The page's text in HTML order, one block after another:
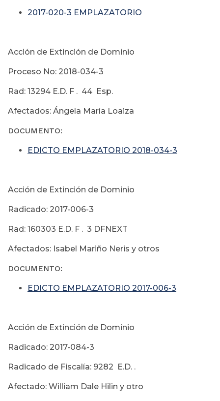
2017-020-3 EMPLAZATORIO
Acción de Extinción de Dominio
Proceso No: 2018-034-3
Rad: 13294 E.D. F . 44 Esp.
Afectados: Ángela María Loaiza
DOCUMENTO:
EDICTO EMPLAZATORIO 2018-034-3
Acción de Extinción de Dominio
Radicado: 2017-006-3
Rad: 160303 E.D. F . 3 DFNEXT
Afectados: Isabel Mariño Neris y otros
DOCUMENTO:
EDICTO EMPLAZATORIO 2017-006-3
Acción de Extinción de Dominio
Radicado: 2017-084-3
Radicado de Fiscalía: 9282 E.D. .
Afectado: William Dale Hilin y otro